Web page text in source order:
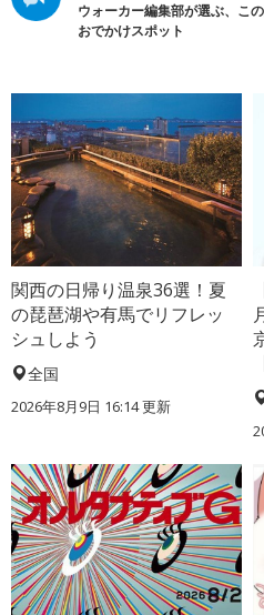
ウォーカー編集部が選ぶ、こ
おでかけスポット
関西の日帰り温泉36選！夏
の琵琶湖や有馬でリフレッ
シュしよう
全国
2026年8月9日 16:14更新